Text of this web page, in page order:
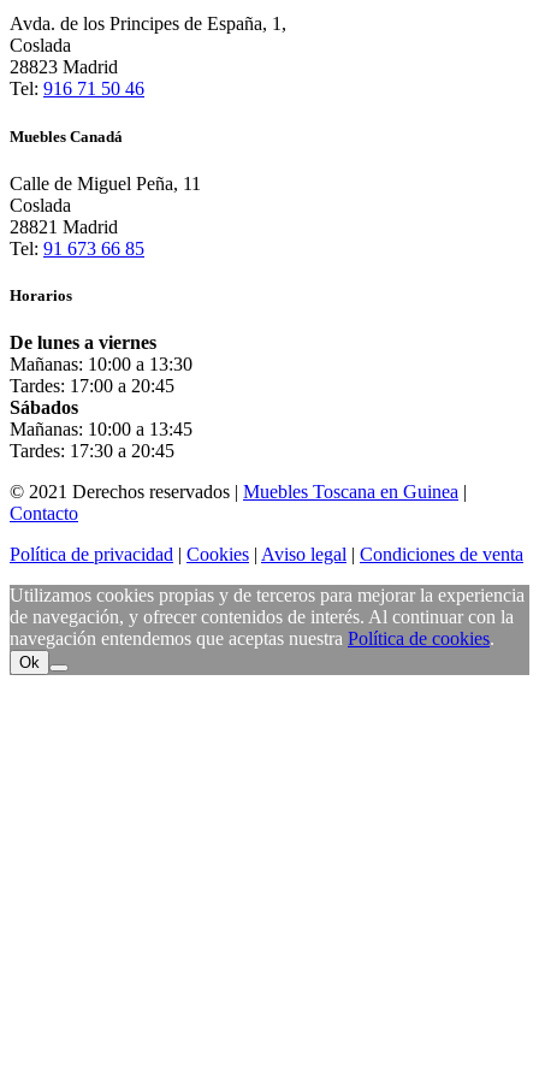
Avda. de los Principes de España, 1,
Coslada
28823 Madrid
Tel: 916 71 50 46
Muebles Canadá
Calle de Miguel Peña, 11
Coslada
28821 Madrid
Tel: 91 673 66 85
Horarios
De lunes a viernes
Mañanas: 10:00 a 13:30
Tardes: 17:00 a 20:45
Sábados
Mañanas: 10:00 a 13:45
Tardes: 17:30 a 20:45
© 2021 Derechos reservados | Muebles Toscana en Guinea |
Contacto
Política de privacidad | Cookies | Aviso legal | Condiciones de venta
Utilizamos cookies propias y de terceros para mejorar la experiencia
de navegación, y ofrecer contenidos de interés. Al continuar con la
navegación entendemos que aceptas nuestra Política de cookies.
Ok